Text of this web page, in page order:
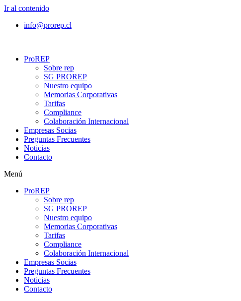
Ir al contenido
info@prorep.cl
ProREP
Sobre rep
SG PROREP
Nuestro equipo
Memorias Corporativas
Tarifas
Compliance
Colaboración Internacional
Empresas Socias
Preguntas Frecuentes
Noticias
Contacto
Menú
ProREP
Sobre rep
SG PROREP
Nuestro equipo
Memorias Corporativas
Tarifas
Compliance
Colaboración Internacional
Empresas Socias
Preguntas Frecuentes
Noticias
Contacto